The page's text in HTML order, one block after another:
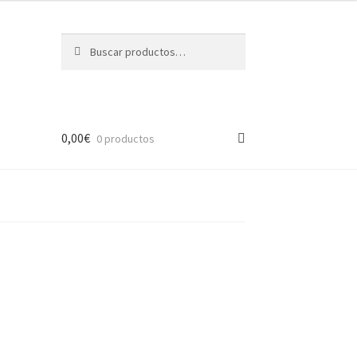
por:
0,00€ 0 productos